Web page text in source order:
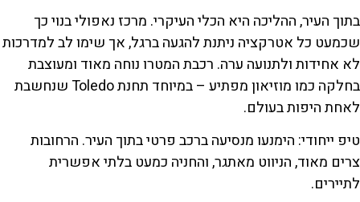
בתוך העיר, ההליכה היא הכלי העיקרי. מרכז נאפולי בנוי כך
שכמעט כל אטרקציה ניתנת להגעה ברגל, אך שימו לב למדרכות
לא אחידות ולתנועה ערה. רכבת המטרו נוחה מאוד ומעוצבת
בחלקה כמו מוזיאון מפתיע – במיוחד תחנת Toledo שנחשבת
לאחת היפות בעולם.
טיפ ייחודי: הימנעו מנסיעה ברכב פרטי בתוך העיר. הרחובות
צרים מאוד, הניווט מאתגר, והחניה כמעט בלתי אפשרית
לתיירים.